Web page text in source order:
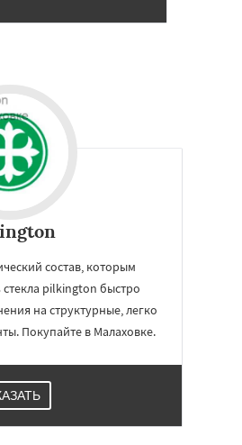
состав, которым
pilkington быстро
на структурные, легко
Покупайте в Малаховке.